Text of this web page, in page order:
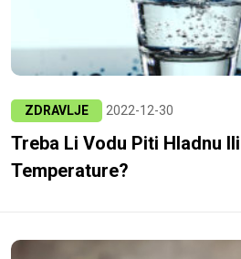
ZDRAVLJE 2022-12-30
Treba Li Vodu Piti Hladnu
Temperature?